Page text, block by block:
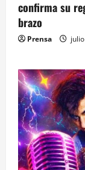
confirma su
brazo
Prensa